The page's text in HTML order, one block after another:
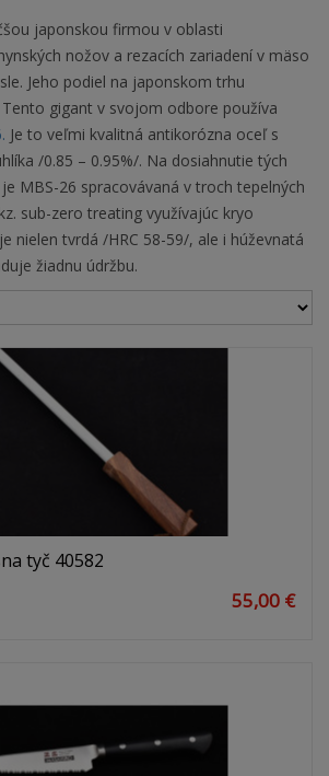
japonskou firmou v oblasti
nožov a rezacích zariadení v mäso
Jeho podiel na japonskom trhu
gigant v svojom odbore používa
Je to veľmi kvalitná antikorózna oceľ s
/0.85 – 0.95%/. Na dosiahnutie tých
MBS-26 spracovávaná v troch tepelných
sub-zero treating využívajúc kryo
nielen tvrdá /HRC 58-59/, ale i húževnatá
žiadnu údržbu.
tyč 40582
55,00 €